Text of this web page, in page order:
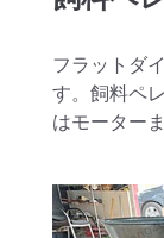
フラットダ
す。飼料ペ
はモーター